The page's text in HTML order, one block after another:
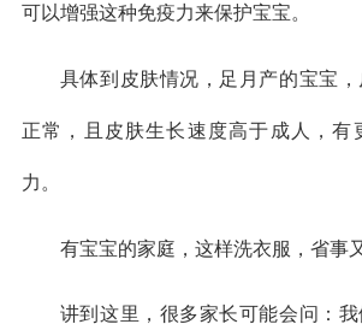
可以增强这种免疫力来保护宝宝。
具体到皮肤情况，足月产的宝宝
正常，且皮肤生长速度高于成人，有
力。
有宝宝的家庭，这样洗衣服，省事
讲到这里，很多家长可能会问：